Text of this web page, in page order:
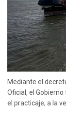
Mediante el
Oficial, el
el practicaje, a la